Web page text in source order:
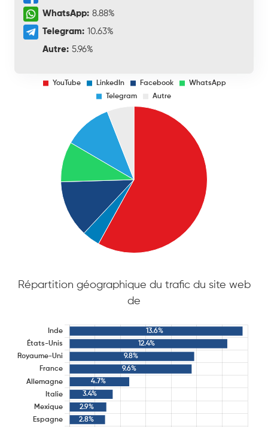
WhatsApp: 8.88%
Telegram: 10.63%
Autre: 5.96%
Répartition géographique du trafic du site web
de